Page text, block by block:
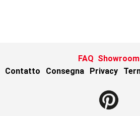
FAQ Showroom
Contatto Consegna Privacy